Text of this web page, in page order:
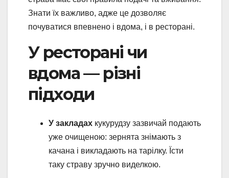
Знати їх важливо, адже це дозволяє
почуватися впевнено і вдома, і в ресторані.
У ресторані чи
вдома — різні
підходи
У закладах кукурудзу зазвичай подають
уже очищеною: зернята знімають з
качана і викладають на тарілку. Їсти
таку страву зручно виделкою.